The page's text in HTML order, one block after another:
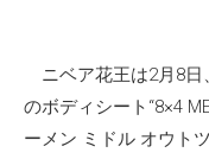
ニベア花王は2月8日
のボディシート“8×4
ーメン ミドル オウト